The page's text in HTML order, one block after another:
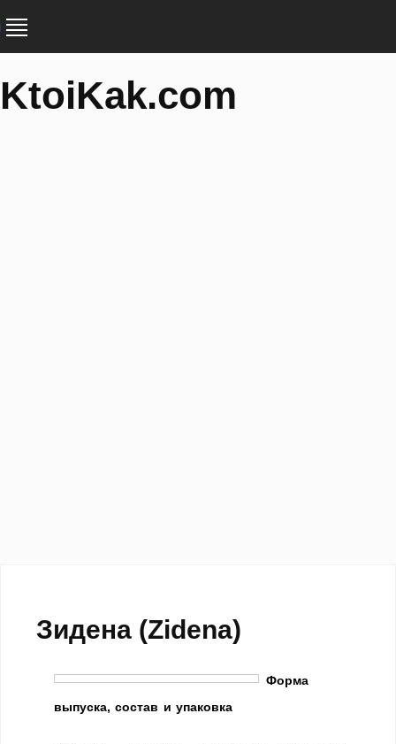
KtoiKak.com
Зидена (Zidena)
Форма
выпуска, состав и упаковка